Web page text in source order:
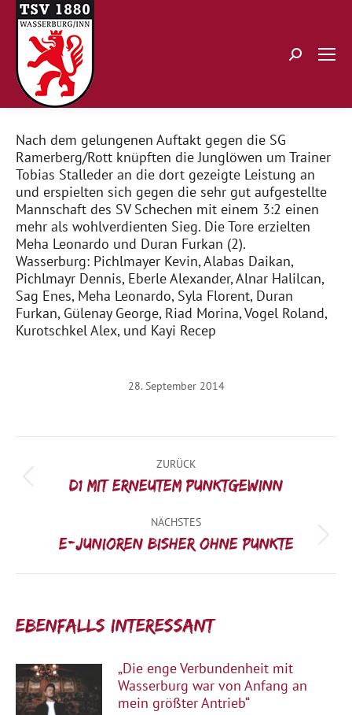
Search:
Nach dem gelungenen Auftakt gegen die SG
Ramerberg/Rott knüpften die Junglöwen um Trainer
Tobias Stalleder an die dort gezeigte Leistung an
und erspielten sich gegen die sehr gut aufgestellte
Mannschaft des SV Schechen mit einem 3:2 einen
mehr als wohlverdienten Sieg. Die Tore erzielten
Meha Leonardo und Duran Furkan (2).
Wasserburg: Pichlmayer Kevin, Alabas Daikan,
Pichlmayr Dennis, Eberle Alexander, Alnar Halilcan,
Sag Enes, Meha Leonardo, Syla Florent, Duran
Furkan, Gülenay George, Riad Morina, Vogel Roland,
Kurotschkel Alex, und Kayi Recep
28. September 2014
ZURÜCK
Vorheriger
D1 mit erneutem Punktgewinn
NÄCHSTES
Nächster
E-Junioren bisher ohne Punkte
Ebenfalls interessant:
„Die enge Verbundenheit mit
Wasserburg war von Anfang an
mein größter Antrieb“